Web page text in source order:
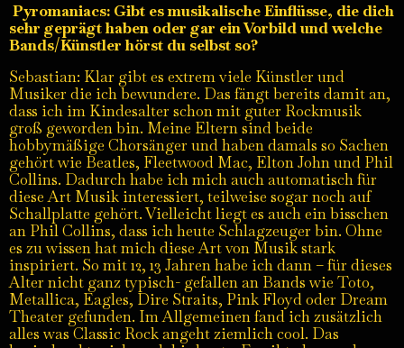
Pyromaniacs: Gibt es musikalische Einflüsse, die dich
sehr geprägt haben oder gar ein Vorbild und welche
Bands/Künstler hörst du selbst so?
Sebastian: Klar gibt es extrem viele Künstler und
Musiker die ich bewundere. Das fängt bereits damit an,
dass ich im Kindesalter schon mit guter Rockmusik
groß geworden bin. Meine Eltern sind beide
hobbymäßige Chorsänger und haben damals so Sachen
gehört wie Beatles, Fleetwood Mac, Elton John und Phil
Collins. Dadurch habe ich mich auch automatisch für
diese Art Musik interessiert, teilweise sogar noch auf
Schallplatte gehört. Vielleicht liegt es auch ein bisschen
an Phil Collins, dass ich heute Schlagzeuger bin. Ohne
es zu wissen hat mich diese Art von Musik stark
inspiriert. So mit 12, 13 Jahren habe ich dann – für dieses
Alter nicht ganz typisch- gefallen an Bands wie Toto,
Metallica, Eagles, Dire Straits, Pink Floyd oder Dream
Theater gefunden. Im Allgemeinen fand ich zusätzlich
alles was Classic Rock angeht ziemlich cool. Das